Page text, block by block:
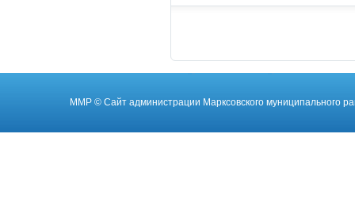
ММР © Cайт администрации Марксовского муниципального